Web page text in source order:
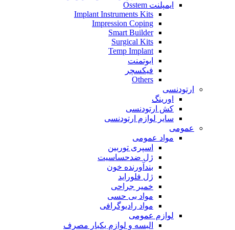
ایمپلنت Osstem
Implant Instruments Kits
Impression Coping
Smart Builder
Surgical Kits
Temp Implant
ابوتمنت
فیکسچر
Others
ارتودنسی
اورینگ
کش ارتودنسی
سایر لوازم ارتودنسی
عمومی
مواد عمومی
اسپری توربین
ژل ضدحساسیت
بندآورنده خون
ژل فلوراید
خمیر جراحی
مواد بی حسی
مواد رادیوگرافی
لوازم عمومی
البسه و لوازم یکبار مصرف